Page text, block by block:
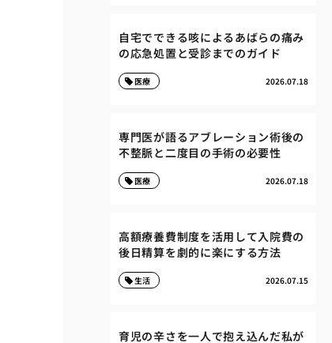
自宅でできる咳によるあばらの痛み
の応急処置と受診までのガイド
2026.07.18
医療
専門医が語るアブレーション術後の
不整脈と二度目の手術の必要性
2026.07.18
医療
高額療養費制度を活用して入院費の
後日精算を劇的に楽にする方法
2026.07.15
生活
育児の辛さを一人で抱え込んだ私が